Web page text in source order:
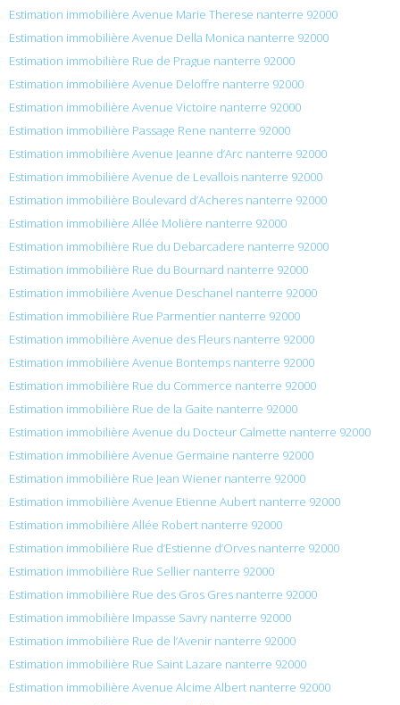
Estimation immobilière Avenue Marie Therese nanterre 92000
Estimation immobilière Avenue Della Monica nanterre 92000
Estimation immobilière Rue de Prague nanterre 92000
Estimation immobilière Avenue Deloffre nanterre 92000
Estimation immobilière Avenue Victoire nanterre 92000
Estimation immobilière Passage Rene nanterre 92000
Estimation immobilière Avenue Jeanne d’Arc nanterre 92000
Estimation immobilière Avenue de Levallois nanterre 92000
Estimation immobilière Boulevard d’Acheres nanterre 92000
Estimation immobilière Allée Molière nanterre 92000
Estimation immobilière Rue du Debarcadere nanterre 92000
Estimation immobilière Rue du Bournard nanterre 92000
Estimation immobilière Avenue Deschanel nanterre 92000
Estimation immobilière Rue Parmentier nanterre 92000
Estimation immobilière Avenue des Fleurs nanterre 92000
Estimation immobilière Avenue Bontemps nanterre 92000
Estimation immobilière Rue du Commerce nanterre 92000
Estimation immobilière Rue de la Gaite nanterre 92000
Estimation immobilière Avenue du Docteur Calmette nanterre 92000
Estimation immobilière Avenue Germaine nanterre 92000
Estimation immobilière Rue Jean Wiener nanterre 92000
Estimation immobilière Avenue Etienne Aubert nanterre 92000
Estimation immobilière Allée Robert nanterre 92000
Estimation immobilière Rue d’Estienne d’Orves nanterre 92000
Estimation immobilière Rue Sellier nanterre 92000
Estimation immobilière Rue des Gros Gres nanterre 92000
Estimation immobilière Impasse Savry nanterre 92000
Estimation immobilière Rue de l’Avenir nanterre 92000
Estimation immobilière Rue Saint Lazare nanterre 92000
Estimation immobilière Avenue Alcime Albert nanterre 92000